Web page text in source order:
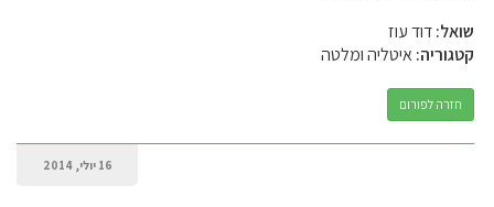
שואל:דוד עוז
קטגוריה:איטליה ומלטה
חזרה לפורום
16 יולי, 2014